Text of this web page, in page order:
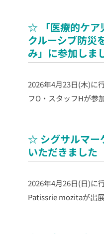
☆ 「医療的ケ
クルーシブ防災
み」に参加しま
2026年4月23日(木)に
フO・スタッフHが参
☆ シグサルマー
いただきました
2026年4月26日(日)に
Patissrie mozitaが出